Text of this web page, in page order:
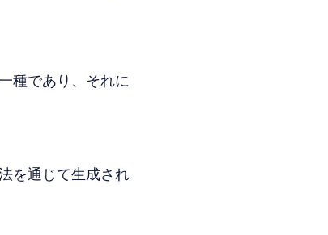
種であり、それに
を通じて生成され